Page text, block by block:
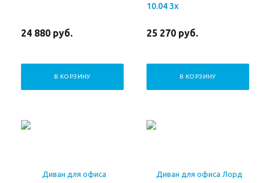
24 880 руб.
В КОРЗИНУ
10.04 3х
25 270 руб.
В КОРЗИНУ